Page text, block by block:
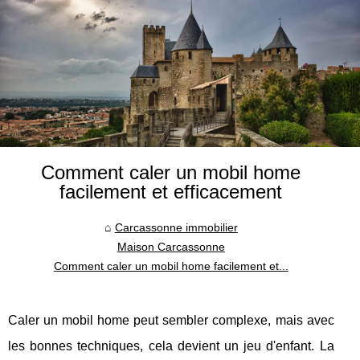
Comment caler un mobil home
facilement et efficacement
Carcassonne immobilier
Maison Carcassonne
Comment caler un mobil home facilement et...
Caler un mobil home peut sembler complexe, mais avec
les bonnes techniques, cela devient un jeu d'enfant. La